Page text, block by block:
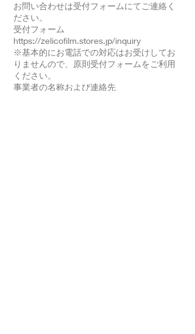
お問い合わせは受付フォームにてご連絡く
ださい。
受付フォーム
https://zelicofilm.stores.jp/inquiry
※基本的にお電話での対応はお受けしてお
りませんので、原則受付フォームをご利用
ください。
事業者の名称および連絡先